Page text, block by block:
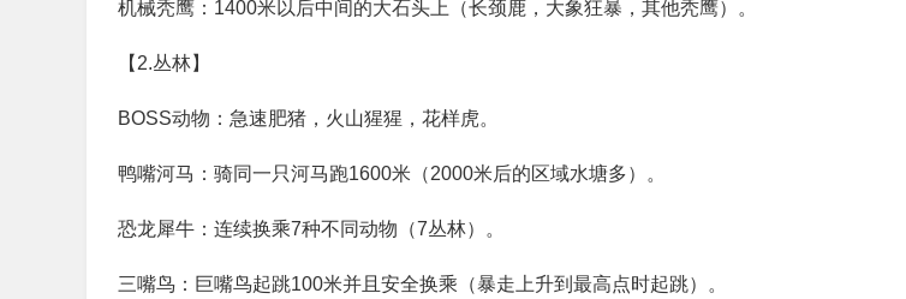
机械秃鹰：1400米以后中间的大石头上（长颈鹿，大象狂暴，其他秃鹰）。
【2.丛林】
BOSS动物：急速肥猪，火山猩猩，花样虎。
鸭嘴河马：骑同一只河马跑1600米（2000米后的区域水塘多）。
恐龙犀牛：连续换乘7种不同动物（7丛林）。
三嘴鸟：巨嘴鸟起跳100米并且安全换乘（暴走上升到最高点时起跳）。